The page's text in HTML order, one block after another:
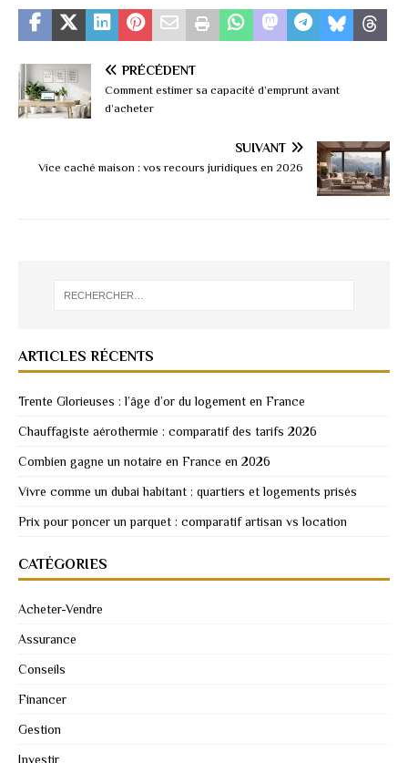
PRÉCÉDENT
Comment estimer sa capacité d’emprunt avant
d’acheter
SUIVANT
Vice caché maison : vos recours juridiques en 2026
ARTICLES RÉCENTS
Trente Glorieuses : l’âge d’or du logement en France
Chauffagiste aérothermie : comparatif des tarifs 2026
Combien gagne un notaire en France en 2026
Vivre comme un dubai habitant : quartiers et logements prisés
Prix pour poncer un parquet : comparatif artisan vs location
CATÉGORIES
Acheter-Vendre
Assurance
Conseils
Financer
Gestion
Investir